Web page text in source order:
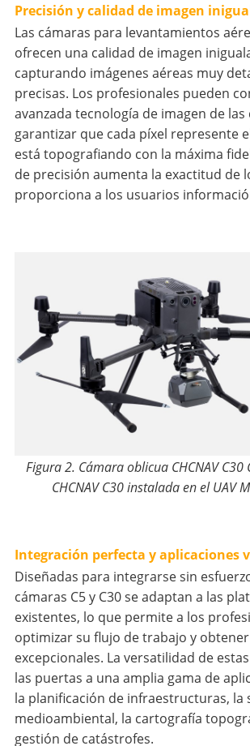
Precisión y calidad de imagen
Las cámaras para levantamientos
ofrecen una calidad de imagen
capturando imágenes aéreas muy
precisas. Los profesionales pueden
avanzada tecnología de imagen de
garantizar que cada píxel represente
está topografiando con la máxima
de precisión aumenta la exactitud de
proporciona a los usuarios
Figura 2. Cámara oblicua CHCNAV
CHCNAV C30 instalada en el UAV
Integración perfecta y aplicaciones
Diseñadas para integrarse sin
cámaras C5 y C30 se adaptan a las
existentes, lo que permite a los
optimizar su flujo de trabajo y
excepcionales. La versatilidad de
las puertas a una amplia gama de
la planificación de infraestructuras, la
medioambiental, la cartografía
gestión de catástrofes.